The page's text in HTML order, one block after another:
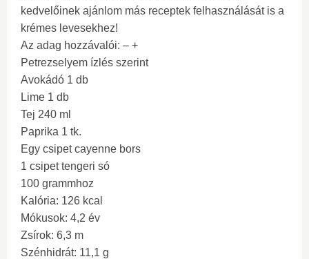
kedvelőinek ajánlom más receptek felhasználását is a
krémes levesekhez!
Az adag hozzávalói: – +
Petrezselyem ízlés szerint
Avokádó 1 db
Lime 1 db
Tej 240 ml
Paprika 1 tk.
Egy csipet cayenne bors
1 csipet tengeri só
100 grammhoz
Kalória: 126 kcal
Mókusok: 4,2 év
Zsírok: 6,3 m
Szénhidrát: 11,1 g